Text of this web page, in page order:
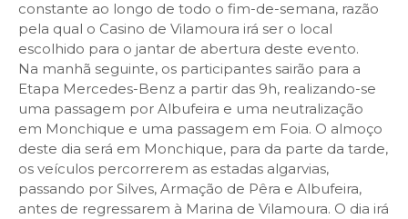
constante ao longo de todo o fim-de-semana, razão
pela qual o Casino de Vilamoura irá ser o local
escolhido para o jantar de abertura deste evento.
Na manhã seguinte, os participantes sairão para a
Etapa Mercedes-Benz a partir das 9h, realizando-se
uma passagem por Albufeira e uma neutralização
em Monchique e uma passagem em Foia. O almoço
deste dia será em Monchique, para da parte da tarde,
os veículos percorrerem as estadas algarvias,
passando por Silves, Armação de Pêra e Albufeira,
antes de regressarem à Marina de Vilamoura. O dia irá